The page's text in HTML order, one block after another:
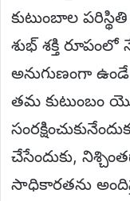
కుటుంబాల
శుభ్ శక్తి
అనుగుణంగా
తమ కుటుంబం
చేసేందుకు,
సాధికారతను